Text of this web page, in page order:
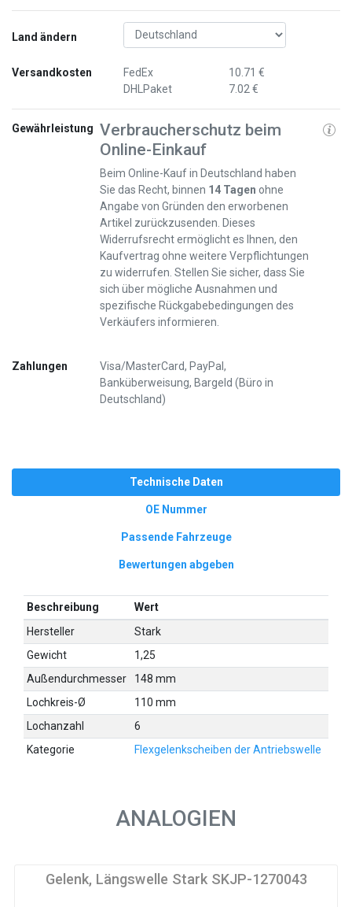
Land ändern
Versandkosten
FedEx
DHLPaket
10.71 €
7.02 €
Gewährleistung Verbraucherschutz beim
Online-Einkauf
Beim Online-Kauf in Deutschland haben
Sie das Recht, binnen 14 Tagen ohne
Angabe von Gründen den erworbenen
Artikel zurückzusenden. Dieses
Widerrufsrecht ermöglicht es Ihnen, den
Kaufvertrag ohne weitere Verpflichtungen
zu widerrufen. Stellen Sie sicher, dass Sie
sich über mögliche Ausnahmen und
spezifische Rückgabebedingungen des
Verkäufers informieren.
Zahlungen
Visa/MasterCard, PayPal,
Banküberweisung, Bargeld (Büro in
Deutschland)
Technische Daten
OE Nummer
Passende Fahrzeuge
Bewertungen abgeben
Beschreibung
Wert
Hersteller
Stark
Gewicht
1,25
Außendurchmesser
148 mm
Lochkreis-Ø
110 mm
Lochanzahl
6
Kategorie
Flexgelenkscheiben der Antriebswelle
ANALOGIEN
Gelenk, Längswelle Stark SKJP-1270043